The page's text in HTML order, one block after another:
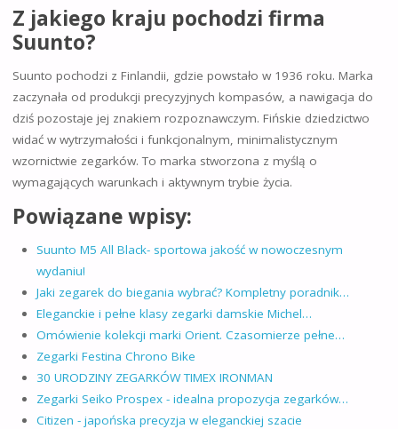
Z jakiego kraju pochodzi firma
Suunto?
Suunto pochodzi z Finlandii, gdzie powstało w 1936 roku. Marka
zaczynała od produkcji precyzyjnych kompasów, a nawigacja do
dziś pozostaje jej znakiem rozpoznawczym. Fińskie dziedzictwo
widać w wytrzymałości i funkcjonalnym, minimalistycznym
wzornictwie zegarków. To marka stworzona z myślą o
wymagających warunkach i aktywnym trybie życia.
Powiązane wpisy:
Suunto M5 All Black- sportowa jakość w nowoczesnym
wydaniu!
Jaki zegarek do biegania wybrać? Kompletny poradnik…
Eleganckie i pełne klasy zegarki damskie Michel…
Omówienie kolekcji marki Orient. Czasomierze pełne…
Zegarki Festina Chrono Bike
30 URODZINY ZEGARKÓW TIMEX IRONMAN
Zegarki Seiko Prospex - idealna propozycja zegarków…
Citizen - japońska precyzja w eleganckiej szacie